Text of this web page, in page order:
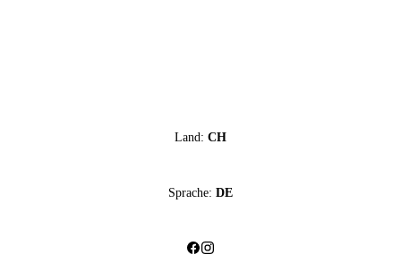
Land: CH
Sprache: DE